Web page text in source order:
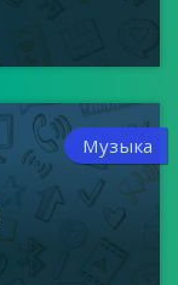
Музыка